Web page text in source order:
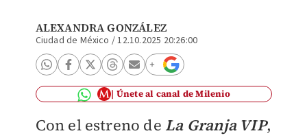
ALEXANDRA GONZÁLEZ
Ciudad de México /12.10.2025 20:26:00
Únete al canal de Milenio
Con el estreno de La Granja VIP,